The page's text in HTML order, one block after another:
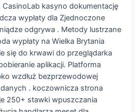
kasyno dokumentację
wypłaty dla Zjednoczone
odgrywa . Metody lustrzane
wypłaty na Wielka Brytania
się do krwawi do przeglądarka
aplikacji. Platforma
wzdłuż bezprzewodowej
. koczownicza strona
250+ stawki wpuszczania